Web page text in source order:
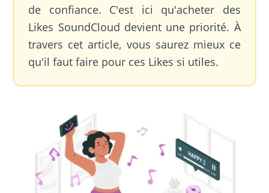
de confiance. C'est ici qu'acheter des
Likes SoundCloud devient une priorité. À
travers cet article, vous saurez mieux ce
qu'il faut faire pour ces Likes si utiles.